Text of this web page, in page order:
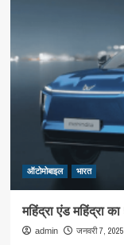
ऑटोमोबाइल भारत
महिंद्रा एंड महिंद्रा
admin जनवरी 7, 2025